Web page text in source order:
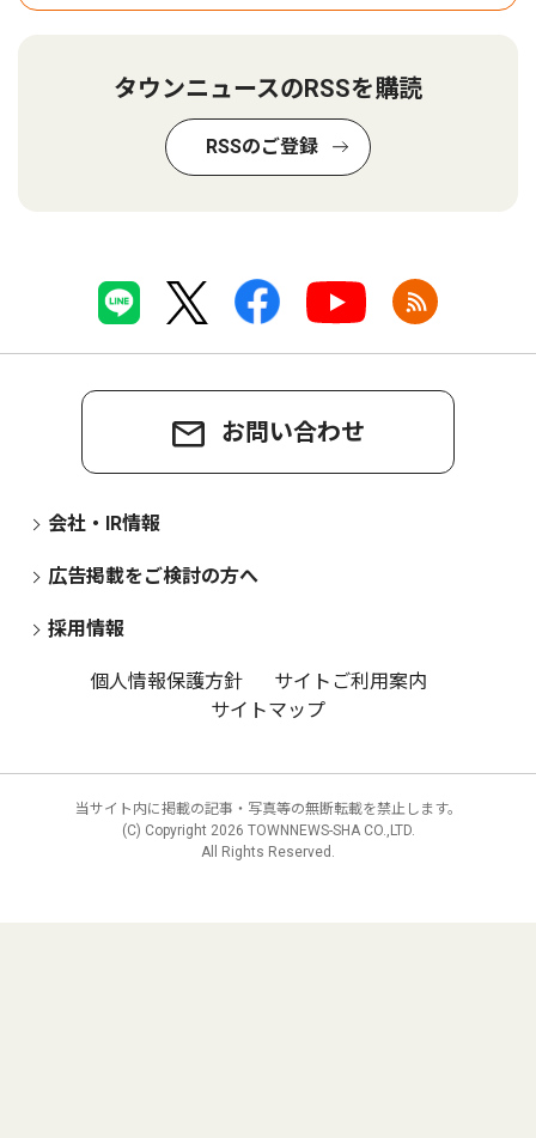
タウンニュースのRSSを購読
RSSのご登録
お問い合わせ
会社・IR情報
広告掲載をご検討の方へ
採用情報
個人情報保護方針
サイトご利用案内
サイトマップ
当サイト内に掲載の記事・写真等の無断転載を禁止します。
(C) Copyright 2026 TOWNNEWS-SHA CO.,LTD.
All Rights Reserved.